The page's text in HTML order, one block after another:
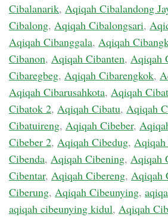
Cibalanarik, Aqiqah Cibalandong
Cibalong, Aqiqah Cibalongsari,
Aqiqah Cibanggala, Aqiqah
Cibanon, Aqiqah Cibanten, Aqiqah
Cibaregbeg, Aqiqah Cibarengkok,
Aqiqah Cibarusahkota, Aqiqah
Cibatok 2, Aqiqah Cibatu, Aqiqah
Cibatuireng, Aqiqah Cibeber,
Cibeber 2, Aqiqah Cibedug,
Cibenda, Aqiqah Cibening, Aqiqah
Cibentar, Aqiqah Cibereng, Aqiqah
Ciberung, Aqiqah Cibeunying,
aqiqah cibeunying kidul, Aqiqah